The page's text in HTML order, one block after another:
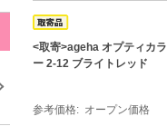
<取寄>ageha オプティカラ
ー 2-12 ブライトレッド
参考価格 オープン価格